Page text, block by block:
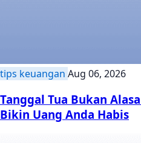
tips keuangan Aug 06, 2026
Tanggal Tua Bukan
Bikin Uang Anda Habis